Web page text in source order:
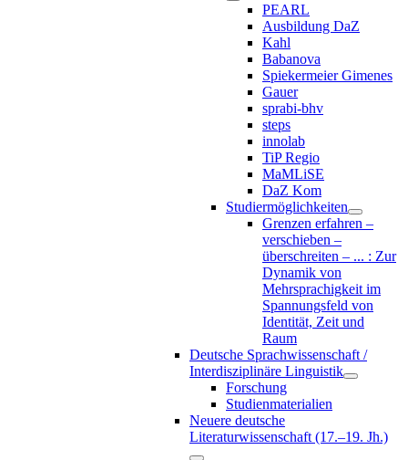
PEARL
Ausbildung DaZ
Kahl
Babanova
Spiekermeier Gimenes
Gauer
sprabi-bhv
steps
innolab
TiP Regio
MaMLiSE
DaZ Kom
Studiermöglichkeiten
Grenzen erfahren –
verschieben –
überschreiten – ... : Zur
Dynamik von
Mehrsprachigkeit im
Spannungsfeld von
Identität, Zeit und
Raum
Deutsche Sprachwissenschaft /
Interdisziplinäre Linguistik
Forschung
Studienmaterialien
Neuere deutsche
Literaturwissenschaft (17.–19. Jh.)